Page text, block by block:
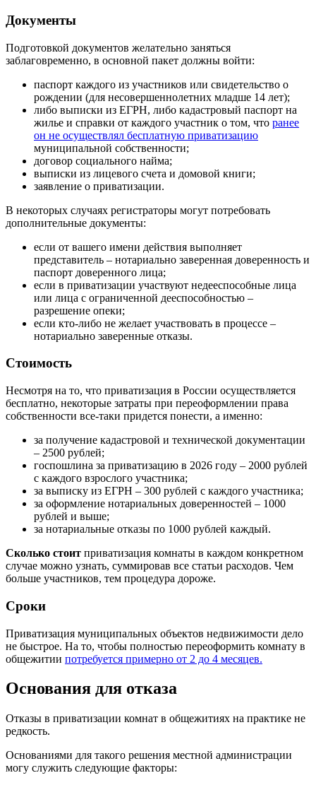
Документы
Подготовкой документов желательно заняться
заблаговременно, в основной пакет должны войти:
паспорт каждого из участников или свидетельство о
рождении (для несовершеннолетних младше 14 лет);
либо выписки из ЕГРН, либо кадастровый паспорт на
жилье и справки от каждого участник о том, что ранее
он не осуществлял бесплатную приватизацию
муниципальной собственности;
договор социального найма;
выписки из лицевого счета и домовой книги;
заявление о приватизации.
В некоторых случаях регистраторы могут потребовать
дополнительные документы:
если от вашего имени действия выполняет
представитель – нотариально заверенная доверенность и
паспорт доверенного лица;
если в приватизации участвуют недееспособные лица
или лица с ограниченной дееспособностью –
разрешение опеки;
если кто-либо не желает участвовать в процессе –
нотариально заверенные отказы.
Стоимость
Несмотря на то, что приватизация в России осуществляется
бесплатно, некоторые затраты при переоформлении права
собственности все-таки придется понести, а именно:
за получение кадастровой и технической документации
– 2500 рублей;
госпошлина за приватизацию в 2026 году – 2000 рублей
с каждого взрослого участника;
за выписку из ЕГРН – 300 рублей с каждого участника;
за оформление нотариальных доверенностей – 1000
рублей и выше;
за нотариальные отказы по 1000 рублей каждый.
Сколько стоит приватизация комнаты в каждом конкретном
случае можно узнать, суммировав все статьи расходов. Чем
больше участников, тем процедура дороже.
Сроки
Приватизация муниципальных объектов недвижимости дело
не быстрое. На то, чтобы полностью переоформить комнату в
общежитии потребуется примерно от 2 до 4 месяцев.
Основания для отказа
Отказы в приватизации комнат в общежитиях на практике не
редкость.
Основаниями для такого решения местной администрации
могу служить следующие факторы: